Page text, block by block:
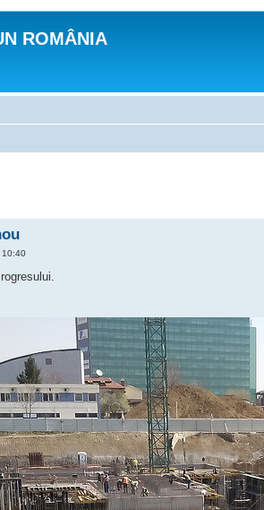
ROMÂNIA
10:40